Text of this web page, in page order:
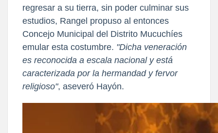
regresar a su tierra, sin poder culminar sus
estudios, Rangel propuso al entonces
Concejo Municipal del Distrito Mucuchíes
emular esta costumbre. "Dicha veneración
es reconocida a escala nacional y está
caracterizada por la hermandad y fervor
religioso", aseveró Hayón.